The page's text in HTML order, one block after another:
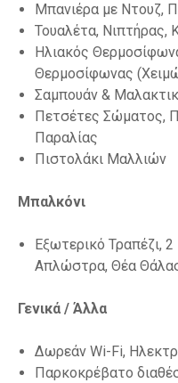
Μπανιέρα με Ντουζ,
Τουαλέτα, Νιπτήρας,
Ηλιακός
Θερμοσίφωνας
Σαμπουάν &
Πετσέτες Σώματος,
Παραλίας
Πιστολάκι Μαλλιών
Μπαλκόνι
Εξωτερικό Τραπέζι,
Απλώστρα, Θέα
Γενικά / Άλλα
Δωρεάν Wi-Fi,
Παρκοκρέβατο